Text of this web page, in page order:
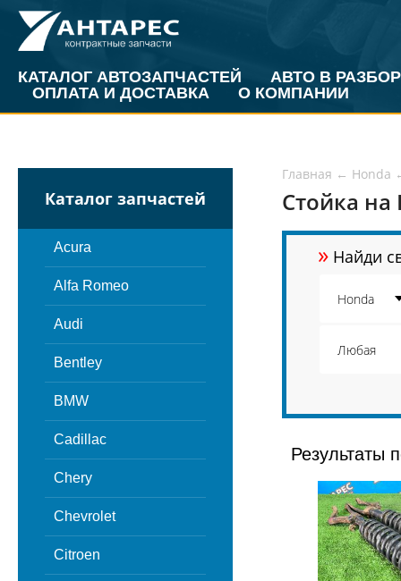
КАТАЛОГ АВТОЗАПЧАСТЕЙ
АВТО В РАЗБОР
ОПЛАТА И ДОСТАВКА
О КОМПАНИИ
Каталог запчастей
Acura
Alfa Romeo
Audi
Bentley
BMW
Cadillac
Chery
Chevrolet
Citroen
Главная ← Honda
Стойка на
» Найди
Результаты